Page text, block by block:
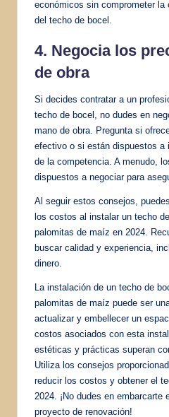
económicos sin comprometer la
del techo de bocel.
4. Negocia los
de obra
Si decides contratar a un
techo de bocel, no dudes en
mano de obra. Pregunta si
efectivo o si están dispuestos a
de la competencia. A menudo,
dispuestos a negociar para
Al seguir estos consejos,
los costos al instalar un techo
palomitas de maíz en 2024.
buscar calidad y experiencia,
dinero.
La instalación de un techo de
palomitas de maíz puede ser
actualizar y embellecer un
costos asociados con esta
estéticas y prácticas superan
Utiliza los consejos
reducir los costos y obtener el
2024. ¡No dudes en embarcarte
proyecto de renovación!